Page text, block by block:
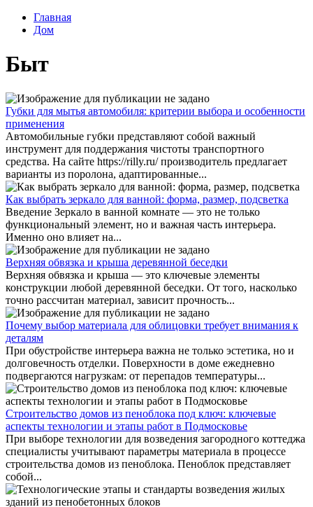
Главная
Дом
Быт
Губки для мытья автомобиля: критерии выбора и особенности
применения
Автомобильные губки представляют собой важный
инструмент для поддержания чистоты транспортного
средства. На сайте https://rilly.ru/ производитель предлагает
варианты из поролона, адаптированные...
Как выбрать зеркало для ванной: форма, размер, подсветка
Введение Зеркало в ванной комнате — это не только
функциональный элемент, но и важная часть интерьера.
Именно оно влияет на...
Верхняя обвязка и крыша деревянной беседки
Верхняя обвязка и крыша — это ключевые элементы
конструкции любой деревянной беседки. От того, насколько
точно рассчитан материал, зависит прочность...
Почему выбор материала для облицовки требует внимания к
деталям
При обустройстве интерьера важна не только эстетика, но и
долговечность отделки. Поверхности в доме ежедневно
подвергаются нагрузкам: от перепадов температуры...
Строительство домов из пеноблока под ключ: ключевые
аспекты технологии и этапы работ в Подмосковье
При выборе технологии для возведения загородного коттеджа
специалисты учитывают параметры материала в процессе
строительства домов из пеноблока. Пеноблок представляет
собой...